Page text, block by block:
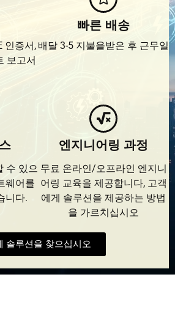
인증서,
보고서
빠른 배송
배달 3-5 지불을받은 후 근무일
수 있으
웨어를
니다.
엔지니어링 과정
무료 온라인/오프라인 엔지니
어링 교육을 제공합니다, 고객
에게 솔루션을 제공하는 방법
을 가르치십시오
솔루션을 찾으십시오